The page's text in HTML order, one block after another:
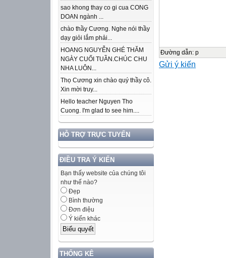
sao khong thay co gi cua CONG
DOAN ngành ...
chào thầy Cương. Nghe nói thầy
dạy giỏi lắm phải...
HOANG NGUYỄN GHÉ THĂM
NGÀY CUỐI TUẦN.CHÚC CHU
NHA LUÔN...
Thọ Cương xin chào quý thầy cô.
Xin mời truy...
Hello teacher Nguyen Tho
Cuong. I'm glad to see him....
HỖ TRỢ TRỰC TUYẾN
ĐIỀU TRA Ý KIẾN
Bạn thấy website của chúng tôi
như thế nào?
Đẹp
Bình thường
Đơn điệu
Ý kiến khác
THỐNG KÊ
48 . 74
>
Đường dẫn: p
Gửi ý kiến